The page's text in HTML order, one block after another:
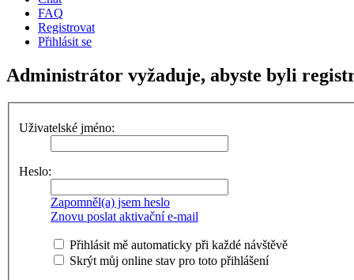
FAQ
Registrovat
Přihlásit se
Administrátor vyžaduje, abyste byli
Uživatelské jméno:
Heslo:
Zapomněl(a) jsem heslo
Znovu poslat aktivační e-mail
Přihlásit mě automaticky při každé návštěvě
Skrýt můj online stav pro toto přihlášení